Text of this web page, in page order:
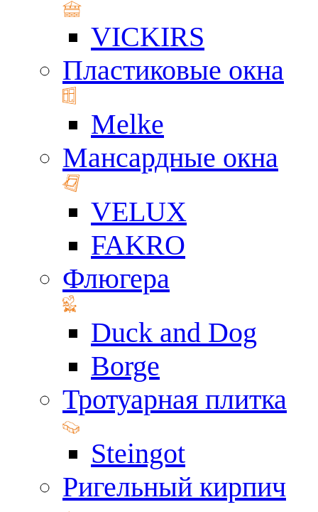
VICKIRS
Пластиковые окна
Melke
Мансардные окна
VELUX
FAKRO
Флюгера
Duck and Dog
Borge
Тротуарная плитка
Steingot
Ригельный кирпич